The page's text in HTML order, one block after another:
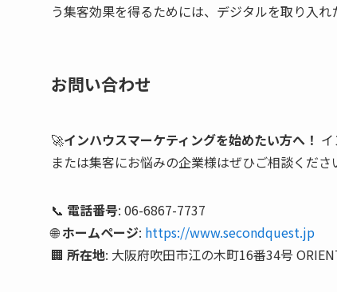
う集客効果を得るためには、デジタルを取り入
お問い合わせ
🚀インハウスマーケティングを始めたい方へ！
または集客にお悩みの企業様はぜひご相談くださ
📞 電話番号: 06-6867-7737
🌐ホームページ: https://www.secondquest.jp
🏢 所在地: 大阪府吹田市江の木町16番34号